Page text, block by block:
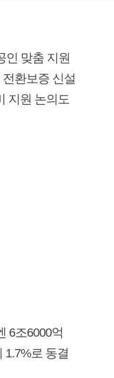
인 맞춤 지원
환보증 신설
지원 논의도
6조6000억
1.7%로 동결